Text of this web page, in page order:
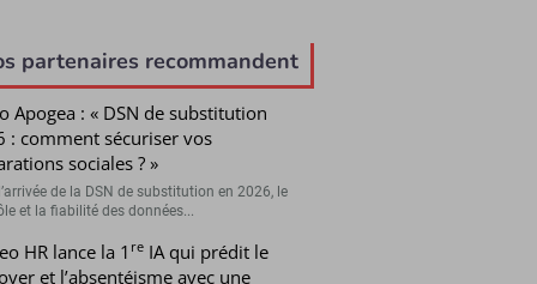
partenaires recommandent
Apogea : « DSN de substitution
: comment sécuriser vos
sociales ? »
de la DSN de substitution en 2026, le
et la fiabilité des données...
HR lance la 1 reIA qui prédit le
et l’absentéisme avec une